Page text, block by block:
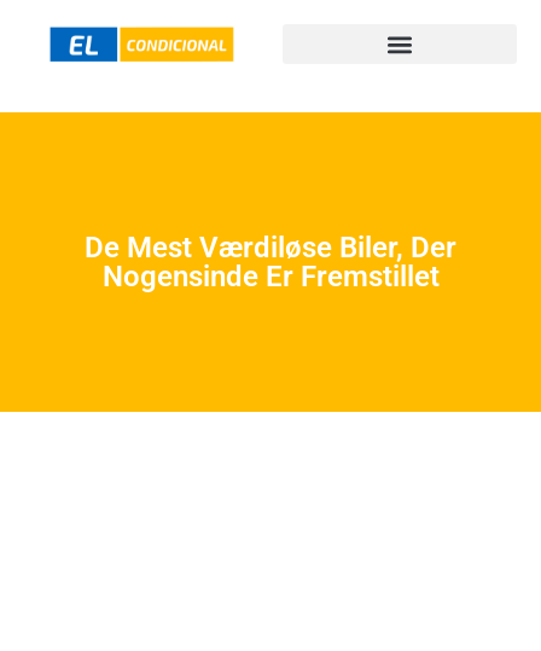
De Mest Værdiløse Biler, Der
Nogensinde Er Fremstillet